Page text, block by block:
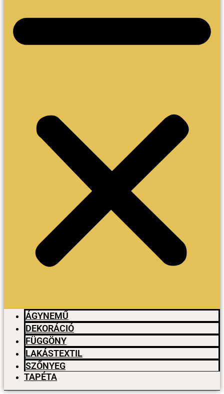
ÁGYNEMŰ
DEKORÁCIÓ
FÜGGÖNY
LAKÁSTEXTIL
SZŐNYEG
TAPÉTA